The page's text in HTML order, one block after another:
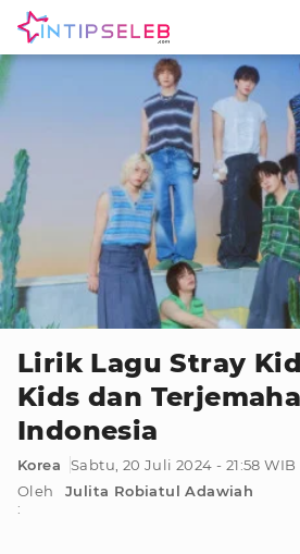
Lirik Lagu Stray
Kids dan
Indonesia
Korea
Sabtu, 20 Juli 2024 - 21:58 WIB
Oleh
:
Julita Robiatul Adawiah